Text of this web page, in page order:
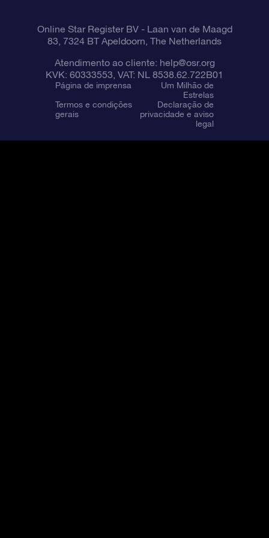
Online Star Register BV- Laan van de Maagd
83, 7324 BT Apeldoorn, The Netherlands
Atendimento ao cliente: help@osr.org
KVK: 60333553, VAT: NL 8538.62.722B01
Página de imprensa
Um Milhão de
Estrelas
Termos e condições
gerais
Declaração de
privacidade e aviso
legal